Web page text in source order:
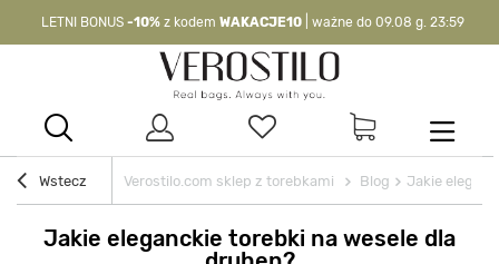
LETNI BONUS -10% z kodem WAKACJE10 | ważne do 09.08 g. 23:59
WAKACJE10| nie dotyczy produktów z flagą OKAZJA >
Wstecz Verostilo.com sklep z torebkami Blog Jakie
Jakie eleganckie torebki na wesele dla